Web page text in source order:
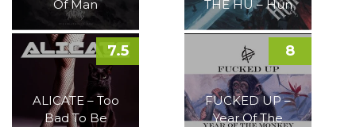
Of Man
THE HU – Hun
ALICATE – Too
Bad To Be
7.5
FUCKED UP –
Year Of The
8